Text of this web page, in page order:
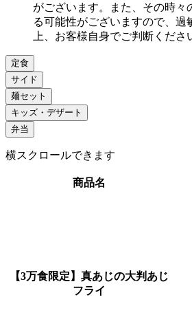
がございます。また、その時々
る可能性がございますので、過
上、お客様自身でご判断くださ
定食
サイド
麺セット
キッズ・デザート
弁当
横スクロールできます
商品名
【3万食限定】真あじの大判あじ
フライ